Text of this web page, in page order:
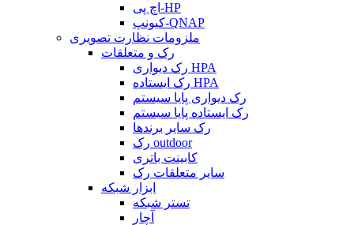
اچ پی-HP
کیونپ-QNAP
ملزومات نظارت تصویری
رک و متعلقات
رک دیواری HPA
رک ایستاده HPA
رک دیواری پایا سیستم
رک ایستاده پایا سیستم
رک سایر برندها
رک outdoor
کابینت باتری
سایر متعلقات رک
ابزار شبکه
تستر شبکه
آچار